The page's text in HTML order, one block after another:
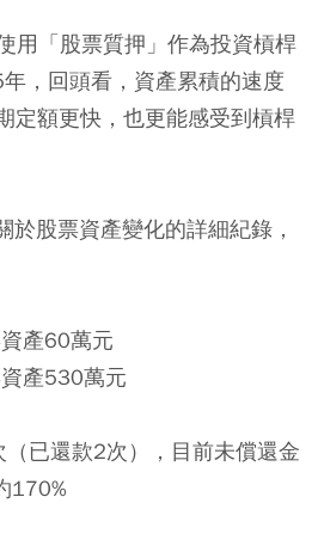
用「股票質押」作為投資槓桿
，回頭看，資產累積的速度
定額更快，也更能感受到槓桿
於股票資產變化的詳細紀錄，
產60萬元
產530萬元
已還款2次），目前未償還金
170%